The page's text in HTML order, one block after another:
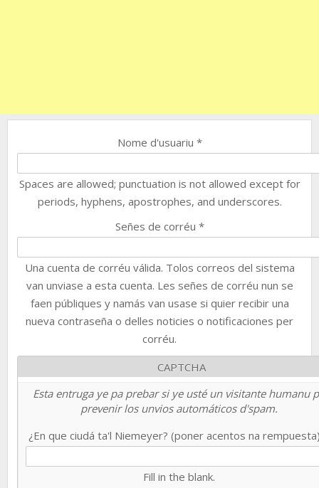
Nome d'usuariu *
Spaces are allowed; punctuation is not allowed except for
periods, hyphens, apostrophes, and underscores.
Señes de corréu *
Una cuenta de corréu válida. Tolos correos del sistema
van unviase a esta cuenta. Les señes de corréu nun se
faen públiques y namás van usase si quier recibir una
nueva contraseña o delles noticies o notificaciones per
corréu.
CAPTCHA
Esta entruga ye pa prebar si ye usté un visitante humanu
prevenir los unvios automáticos d'spam.
¿En que ciudá ta'l Niemeyer? (poner acentos na
Fill in the blank.